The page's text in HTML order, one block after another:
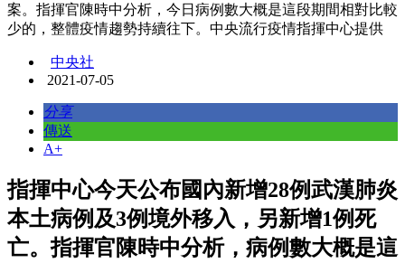
案。指揮官陳時中分析，今日病例數大概是這段期間相對比較
少的，整體疫情趨勢持續往下。中央流行疫情指揮中心提供
中央社
2021-07-05
分享
傳送
A+
指揮中心今天公布國內新增28例武漢肺炎
本土病例及3例境外移入，另新增1例死
亡。指揮官陳時中分析，病例數大概是這